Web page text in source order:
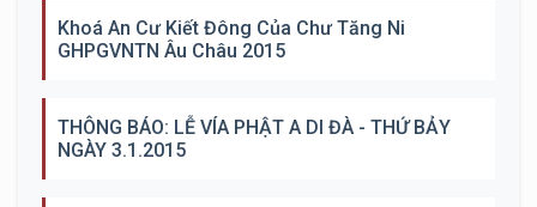
Khoá An Cư Kiết Đông Của Chư Tăng Ni
GHPGVNTN Âu Châu 2015
THÔNG BÁO: LỄ VÍA PHẬT A DI ĐÀ - THỨ BẢY
NGÀY 3.1.2015